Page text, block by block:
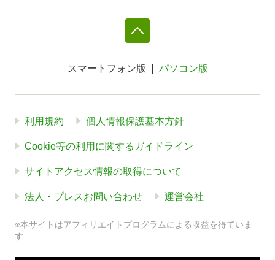
スマートフォン版 パソコン版
利用規約 個人情報保護基本方針
Cookie等の利用に関するガイドライン
サイトアクセス情報の取得について
法人・プレスお問い合わせ 運営会社
※本サイトはアフィリエイトプログラムによる収益を得ていま
す